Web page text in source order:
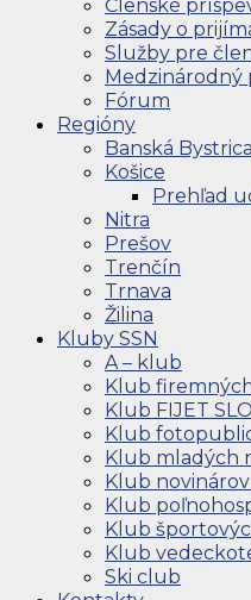
Členské
Zásady o
Služby pre
Medzinárodný
Fórum
Regióny
Banská Bystrica
Košice
Prehľad
Nitra
Prešov
Trenčín
Trnava
Žilina
Kluby SSN
A – klub
Klub
Klub FIJET
Klub
Klub mladých
Klub
Klub
Klub
Klub
Ski club